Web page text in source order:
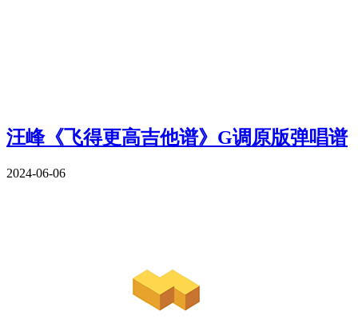
汪峰《飞得更高吉他谱》G调原版弹唱谱
2024-06-06